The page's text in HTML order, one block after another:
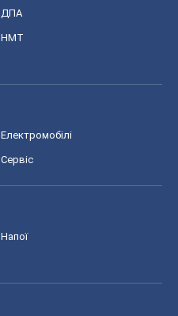
ДПА
НМТ
Електромобілі
Сервіс
Напої